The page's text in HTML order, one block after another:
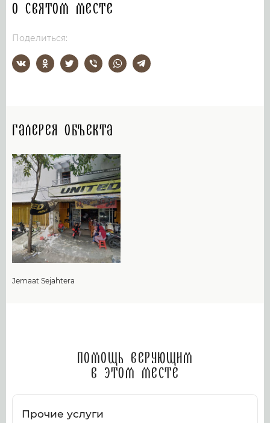
О святом месте
Поделиться:
Галерея объекта
Jemaat Sejahtera
Помощь верующим
в этом месте
Прочие услуги